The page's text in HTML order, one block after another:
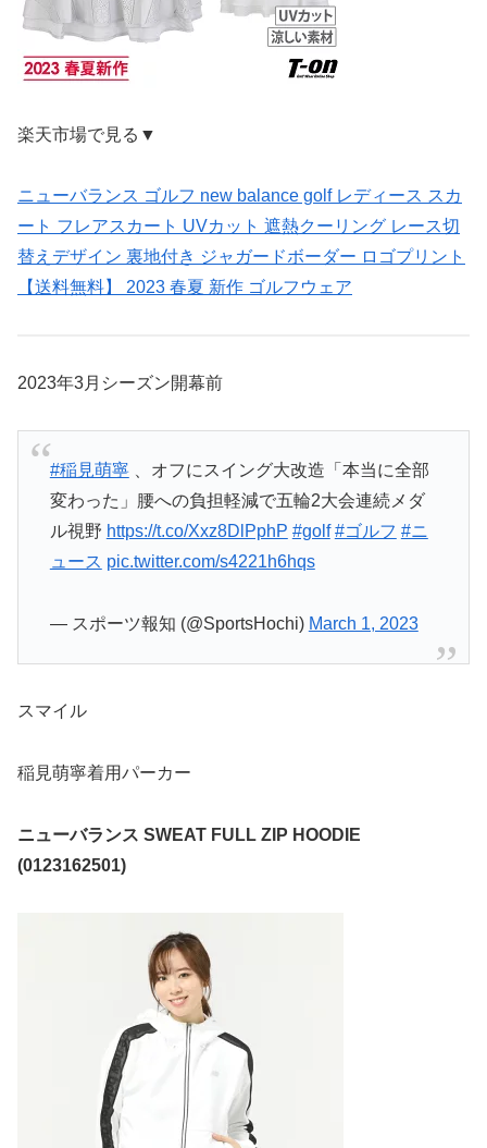
楽天市場で見る▼
ニューバランス ゴルフ new balance golf レディース スカ
ート フレアスカート UVカット 遮熱クーリング レース切
替えデザイン 裏地付き ジャガードボーダー ロゴプリント
【送料無料】 2023 春夏 新作 ゴルフウェア
2023年3月シーズン開幕前
#稲見萌寧、オフにスイング大改造「本当に全部
変わった」腰への負担軽減で五輪2大会連続メダ
ル視野 https://t.co/Xxz8DlPphP #golf #ゴルフ #ニ
ュース pic.twitter.com/s4221h6hqs
— スポーツ報知 (@SportsHochi) March 1, 2023
スマイル
稲見萌寧着用パーカー
ニューバランス SWEAT FULL ZIP HOODIE
(0123162501)